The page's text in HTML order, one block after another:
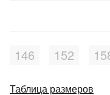
146 152
Таблица размеров